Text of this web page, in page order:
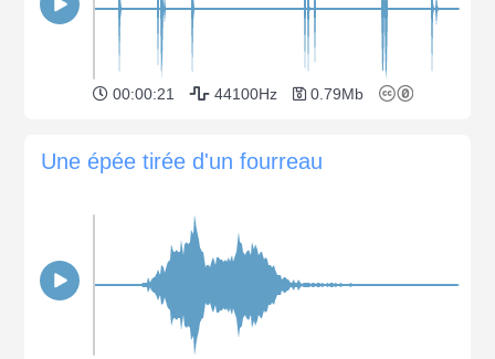
00:00:21 44100Hz 0.79Mb
Une épée tirée d'un fourreau